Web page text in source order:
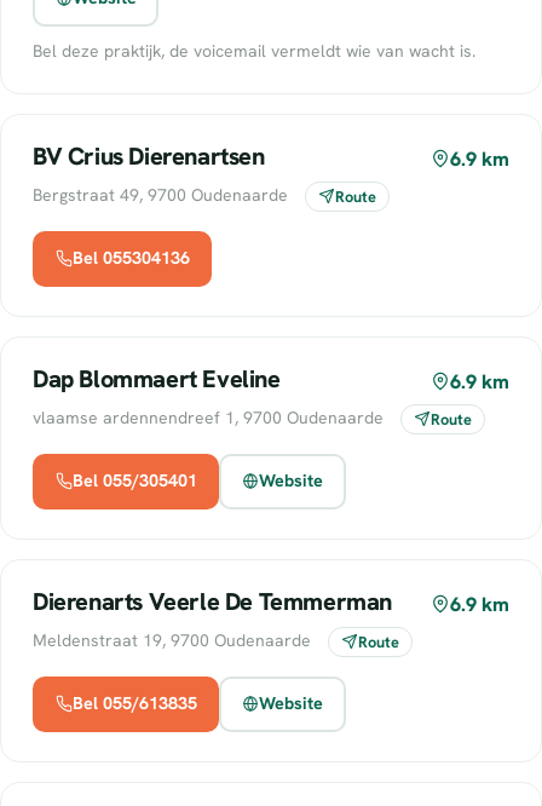
Bel deze praktijk, de voicemail vermeldt wie van wacht is.
BV Crius Dierenartsen 6.9 km
Bergstraat 49, 9700 Oudenaarde Route
Bel 055304136
Dap Blommaert Eveline 6.9 km
vlaamse ardennendreef 1, 9700 Oudenaarde Route
Bel 055/305401 Website
Dierenarts Veerle De Temmerman 6.9 km
Meldenstraat 19, 9700 Oudenaarde Route
Bel 055/613835 Website